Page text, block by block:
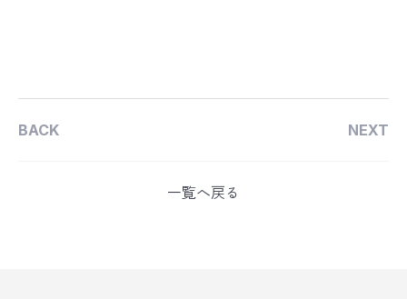
BACK
一覧へ戻る
NEXT